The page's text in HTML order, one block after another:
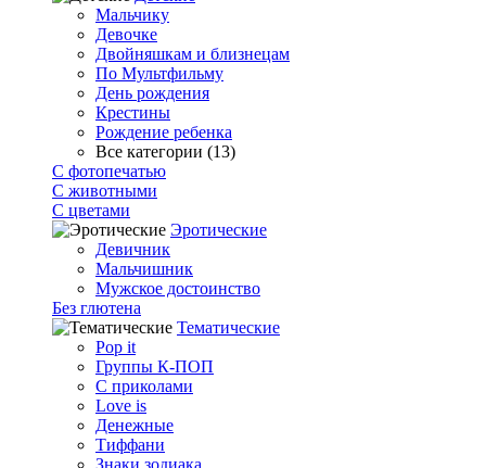
Мальчику
Девочке
Двойняшкам и близнецам
По Мультфильму
День рождения
Крестины
Рождение ребенка
Все категории (13)
С фотопечатью
C животными
С цветами
Эротические
Девичник
Мальчишник
Мужское достоинство
Без глютена
Тематические
Pop it
Группы К-ПОП
С приколами
Love is
Денежные
Тиффани
Знаки зодиака